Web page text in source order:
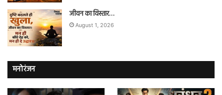
जीवन का विस्तार…
August 1, 2026
मनोरंजन